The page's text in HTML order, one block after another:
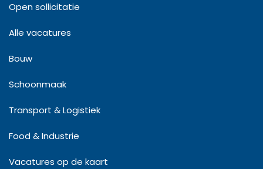
Open sollicitatie
Alle vacatures
Bouw
Schoonmaak
Transport & Logistiek
Food & Industrie
Vacatures op de kaart